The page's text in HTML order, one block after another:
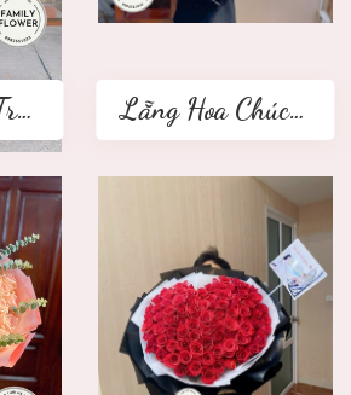
Kệ Hoa Khai Trương 2 tầng Lẵng Hoa Chúc Mừng